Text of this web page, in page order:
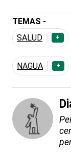
TEMAS -
SALUD
+
NAGUA +